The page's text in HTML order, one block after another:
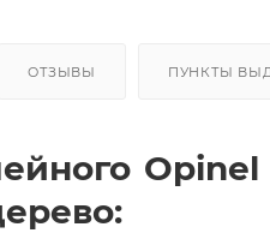
ОТЗЫВЫ ПУНКТЫ